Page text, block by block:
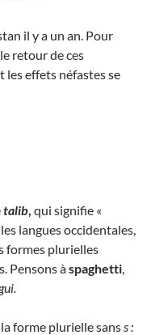
il y a un an. Pour
retour de ces
effets néfastes se
talib, qui signifie «
langues occidentales,
formes plurielles
Pensons àspaghetti,
forme plurielle sanss :